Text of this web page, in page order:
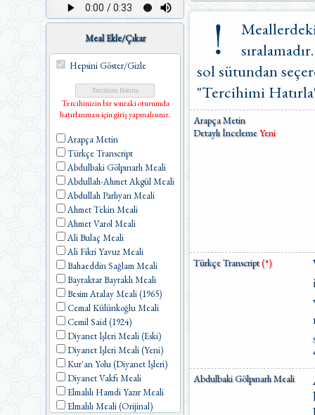
Meal Ekle/Çıkar
Hepsini Göster/Gizle
Tercihinizin bir sonraki oturumda
hatırlanması için giriş yapmalısınız.
Arapça Metin
Türkçe Transcript
Abdulbaki Gölpınarlı Meali
Abdullah-Ahmet Akgül Meali
Abdullah Parlıyan Meali
Ahmet Tekin Meali
Ahmet Varol Meali
Ali Bulaç Meali
Ali Fikri Yavuz Meali
Bahaeddin Sağlam Meali
Bayraktar Bayraklı Meali
Besim Atalay Meali (1965)
Cemal Külünkoğlu Meali
Cemil Said (1924)
Diyanet İşleri Meali (Eski)
Diyanet İşleri Meali (Yeni)
Kur'an Yolu (Diyanet İşleri)
Diyanet Vakfı Meali
Elmalılı Hamdi Yazır Meali
Elmalılı Meali (Orijinal)
sol sütundan
"Tercihimi
Arapça Metin
Detaylı İncelemeYeni
Türkçe Transcript(*)
Abdulbaki Gölpınarlı Meali